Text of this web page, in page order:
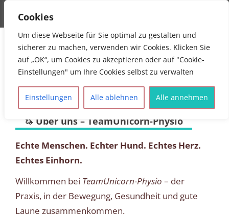
MENU
Cookies
Um diese Webseite für Sie optimal zu gestalten und
sicherer zu machen, verwenden wir Cookies. Klicken Sie
auf „OK“, um Cookies zu akzeptieren oder auf "Cookie-
Einstellungen" um Ihre Cookies selbst zu verwalten
Einstellungen Alle ablehnen Alle annehmen
Teamunicorn Physiotherapie
Physiotherapie Mühldorf Mona Allinger
🦄 Über uns – TeamUnicorn-Physio
Echte Menschen. Echter Hund. Echtes Herz.
Echtes Einhorn.
Willkommen bei TeamUnicorn-Physio – der
Praxis, in der Bewegung, Gesundheit und gute
Laune zusammenkommen.